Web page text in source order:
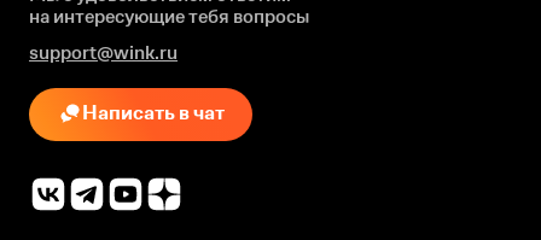
на интересующиетебя вопросы
support@wink.ru
Написать в чат